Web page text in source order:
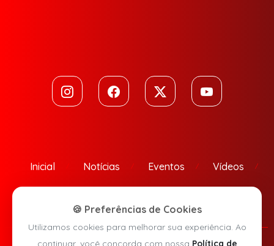
Inicial Notícias Eventos Vídeos
🍪 Preferências de Cookies
Utilizamos cookies para melhorar sua experiência. Ao
continuar, você concorda com nossa Política de